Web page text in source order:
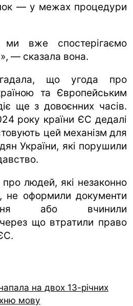
— у межах процедури
вже спостерігаємо
— сказала вона.
що угода про
та Європейським
ще з довоєнних часів.
року країни ЄС дедалі
цей механізм для
України, які порушили
людей, які незаконно
не оформили документи
або вчинили
що втратили право
на двох 13-річних
мову